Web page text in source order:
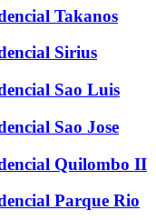
Takanos
Sirius
Sao Luis
Sao Jose
Quilombo II
Parque Rio